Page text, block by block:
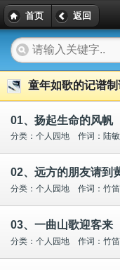
首页 返回
童年如歌的记谱
01、扬起生命的风帆
分类：个人园地 作词：陆
02、远方的朋友请到
分类：个人园地 作词：竹
03、一曲山歌迎客来
分类：个人园地 作词：竹